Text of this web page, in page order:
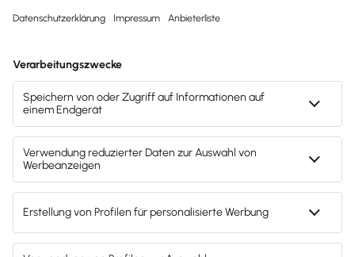
Aufwendungen zuzüglich Umsatzsteuer
Diejährliche Abschreibung
Anschaffungs- bzw.Herstellungskosten
zuzüglich
Umsatzsteuer
Nutzungsdauerdes Autos. DieNutzungsdauerwird
bei einemneuen Auto in der Regel mit sechs Jahren
angesetzt. Bei
Nutzungsdauerentsprechend dem Alter des
Fahrzeugs.